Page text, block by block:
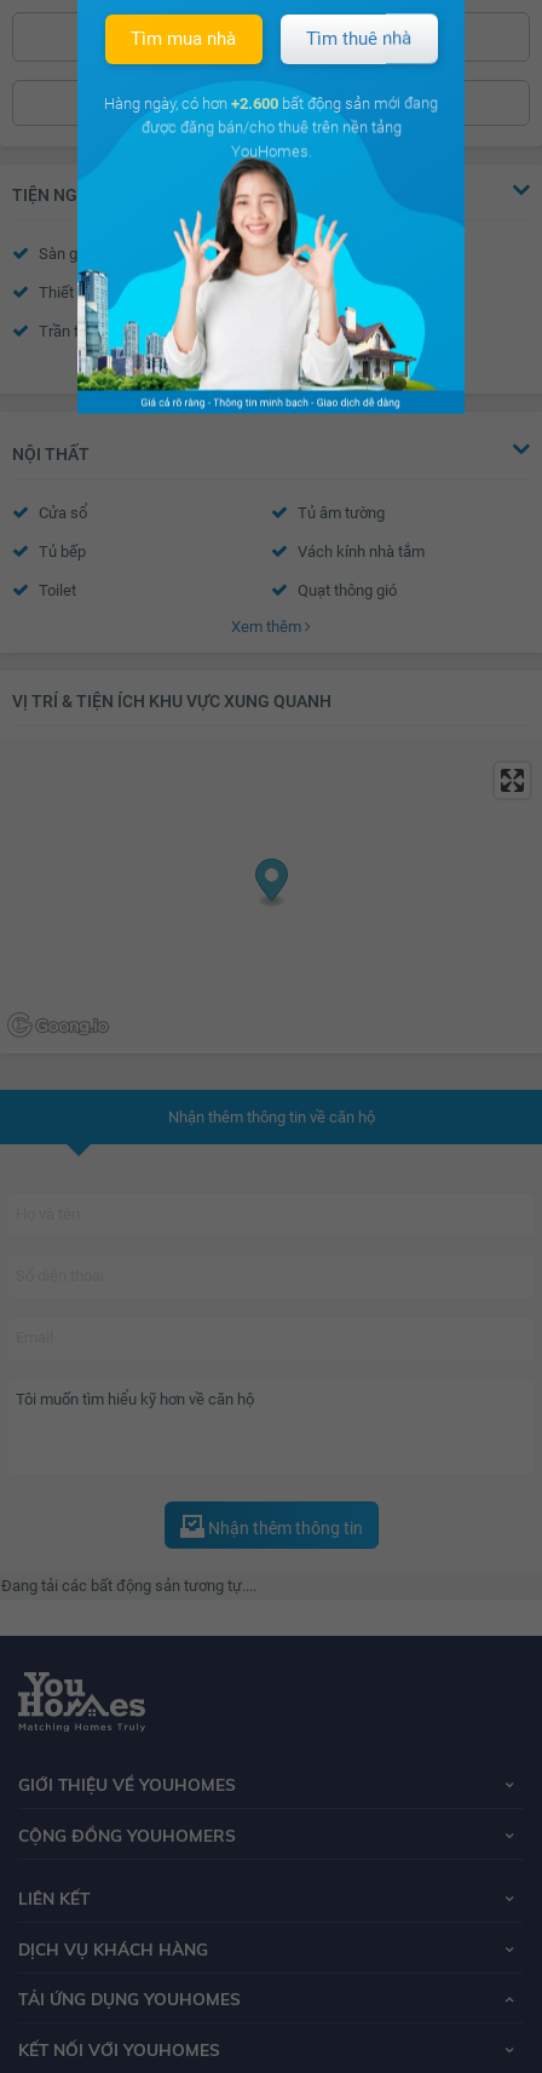
20 triệu
0886.39*** Bấm để hiện số
ĐẶT LỊCH XEM NHÀ
TIỆN NGHI
Sàn gỗ Sàn đá
Thiết bị báo cháy Nước nóng
Trần thạch cao Tường sơn bả
Cửa sổ an toàn Cửa khung nhôm kính
Cửa gỗ công nghiệp
Xem thêm
NỘI THẤT
Cửa sổ Tủ âm tường
Tủ bếp Vách kính nhà tắm
Toilet Quạt thông gió
Chắn ban công
Xem thêm
VỊ TRÍ & TIỆN ÍCH KHU VỰC XUNG QUANH
Nhận thêm thông tin về căn hộ
Nhận thêm thông tin
tải các bất động sản tương tự....
GIỚI THIỆU VỀ YOUHOMES
CỘNG ĐỒNG YOUHOMERS
LIÊN KẾT
DỊCH VỤ KHÁCH HÀNG
TẢI ỨNG DỤNG YOUHOMES
KẾT NỐI VỚI YOUHOMES
Tìm mua nhà Tìm thuê nhà
Hàng ngày, có hơn +2.600 bất động sản mới đang
được đăng bán/cho thuê trên nền tảng
YouHomes.